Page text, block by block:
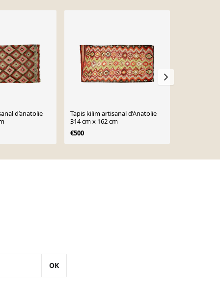
d’anatolie
Tapis kilim artisanal d’Anatolie
314 cm x 162 cm
€500
OK